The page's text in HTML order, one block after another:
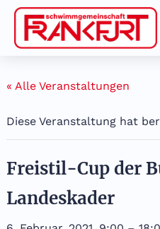
Zum
Inhalt
springen
« Alle Veranstaltungen
Diese Veranstaltung hat
Freistil-Cup der
Landeskader